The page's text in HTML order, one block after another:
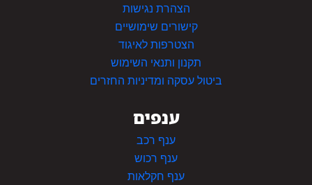
הצהרת נגישות
קישורים שימושיים
הצטרפות לאיגוד
תקנון ותנאי השימוש
ביטול עסקה ומדיניות החזרים
ענפים
ענף רכב
ענף רכוש
ענף חקלאות